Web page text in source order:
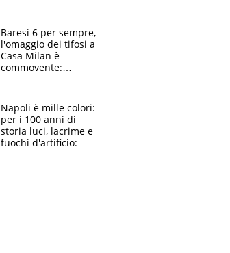
circondati
dall'affetto dei tifosi
Baresi 6 per sempre,
l'omaggio dei tifosi a
Casa Milan è
commovente:
bigliettini
Napoli è mille colori:
per i 100 anni di
storia luci, lacrime e
fuochi d'artificio: De